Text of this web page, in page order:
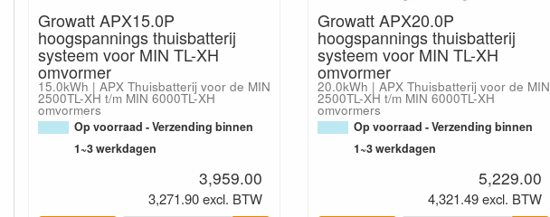
Growatt APX15.0P
hoogspannings thuisbatterij
systeem voor MIN TL-XH
omvormer
15.0kWh | APX Thuisbatterij voor de MIN
2500TL-XH t/m MIN 6000TL-XH
omvormers
Op voorraad - Verzending binnen
1~3 werkdagen
3,959.00
3,271.90 excl. BTW
Growatt APX20.0P
hoogspannings thuisbatterij
systeem voor MIN TL-XH
omvormer
20.0kWh | APX Thuisbatterij voor de MIN
2500TL-XH t/m MIN 6000TL-XH
omvormers
Op voorraad - Verzending binnen
1~3 werkdagen
5,229.00
4,321.49 excl. BTW